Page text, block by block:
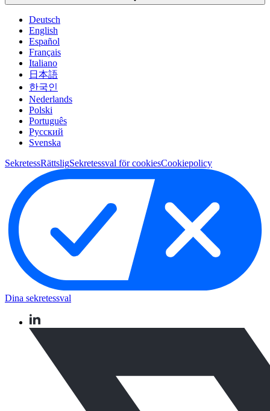
Deutsch
English
Español
Français
Italiano
日本語
한국인
Nederlands
Polski
Português
Pусский
Svenska
SekretessRättsligSekretessval för cookiesCookiepolicy
Dina sekretessval